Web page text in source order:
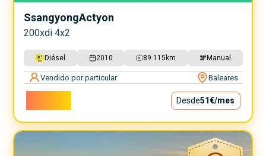
SsangyongActyon
200xdi 4x2
Diésel 2010 89.115 km Manual
Vendido por particular Baleares
Desde51€/mes